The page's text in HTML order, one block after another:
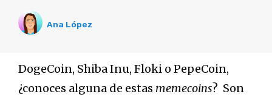
Ana López
DogeCoin, Shiba Inu, Floki o PepeCoin,
¿conoces alguna de estas memecoins? Son